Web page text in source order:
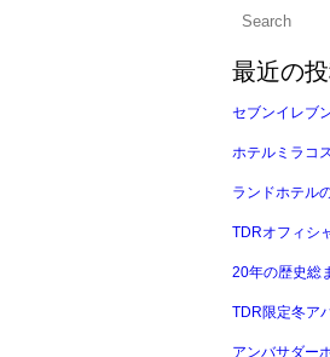
最近の
セブンイレブ
ホテルミラコ
ランドホテル
TDRオフィシ
20年の歴史総
TDR限定冬ア
アンバサダー